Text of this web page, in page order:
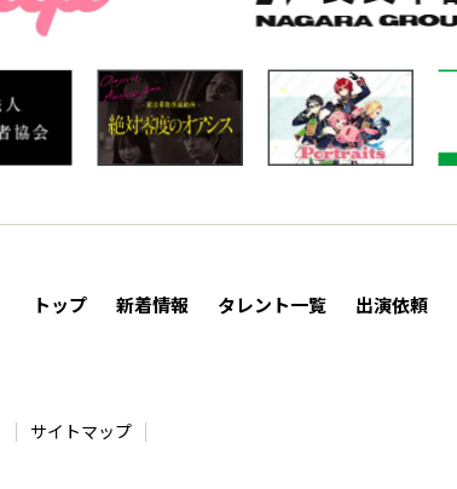
サイトマップ
トップ 新着情報 タレント一覧 出演依頼